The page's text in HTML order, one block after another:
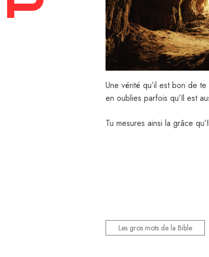
Une vérité qu’il est bon de
en oublies parfois qu’Il est
Tu mesures ainsi la grâce
Les gros mots de la Bible